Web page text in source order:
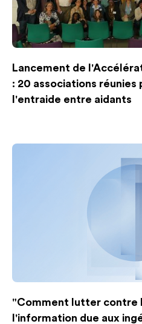
Lancement de
: 20 associations
l'entraide entre aidants
"Comment lutter contre
l'information due aux